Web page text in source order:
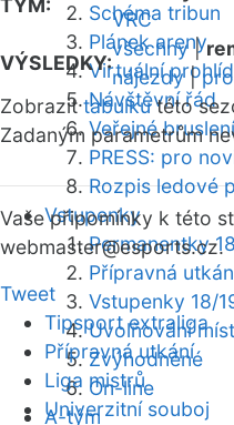
Schéma tribun
Plánek areny
Virtuální
Návštěvní řád
Veřejné bruslení
PRESS: pro
Rozpis ledové
Vstupenky
Permanentky
Přípravná
Vstupenky 18/
Uvolňování míst
Zvýhodněné
On-line
A-tým
TÝM:
VRC
VÝSLEDKY:
všechny|
nájezdy|
Zobrazittabulkutéto
Zadaným parametrům
Vaše připomínky k této
webmaster@esports.cz.
Tweet
Tipsport extraliga
Přípravná utkání
Liga mistrů
Univerzitní souboj